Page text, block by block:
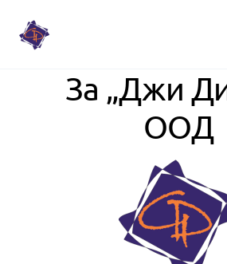
За „Джи
ООД